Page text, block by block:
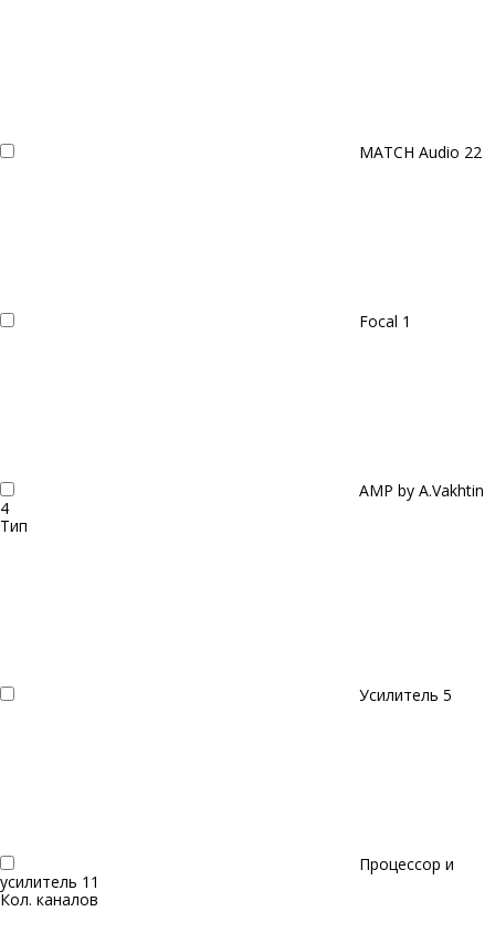
MATCH Audio 22
Focal 1
AMP by A.Vakhtin
4
Тип
Усилитель 5
Процессор и
усилитель 11
Кол. каналов